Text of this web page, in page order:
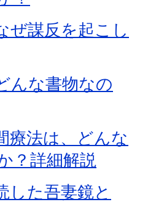
ぜ謀反を起こし
んな書物なの
療法は、どんな
？詳細解説
した吾妻鏡と